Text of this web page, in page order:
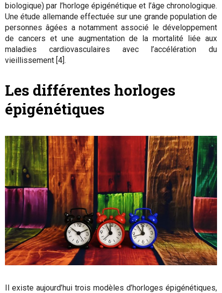
biologique) par l’horloge épigénétique et l’âge chronologique.
Une étude allemande effectuée sur une grande population de
personnes âgées a notamment associé le développement
de cancers et une augmentation de la mortalité liée aux
maladies cardiovasculaires avec l’accélération du
vieillissement [4].
Les différentes horloges
épigénétiques
Il existe aujourd’hui trois modèles d’horloges épigénétiques,